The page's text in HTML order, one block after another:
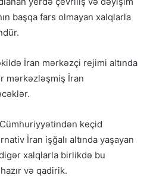
başqa fars olmayan xalqlarla
İran mərkəzçi rejimi altında
mərkəzləşmiş İran
keçid
İran işğalı altında yaşayan
xalqlarla birlikdə bu
və qadirik.